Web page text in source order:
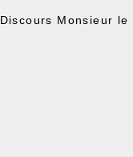
Discours Monsieur